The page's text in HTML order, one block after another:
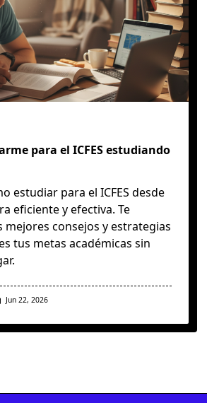
para el ICFES estudiando
estudiar para el ICFES desde
eficiente y efectiva. Te
mejores consejos y estrategias
tus metas académicas sin
Jun 22, 2026